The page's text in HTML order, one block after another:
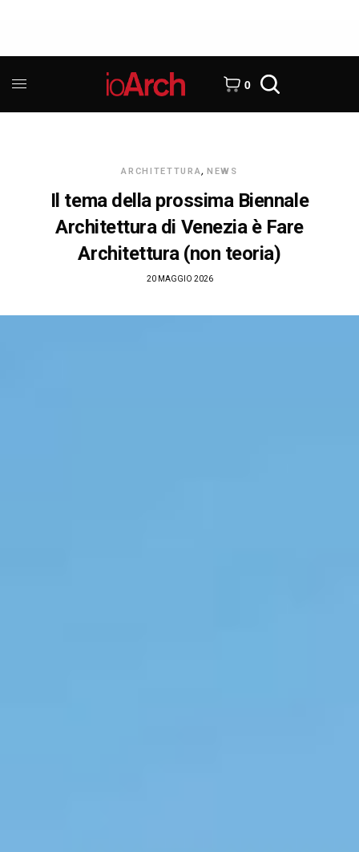
0
ARCHITETTURA, NEWS
Il tema della prossima Biennale
Architettura di Venezia è Fare
Architettura (non teoria)
20 MAGGIO 2026